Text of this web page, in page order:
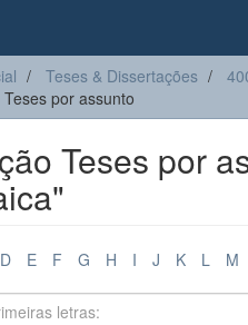
Teses & Dissertações
por assunto
Teses por
D E F G H I J K L M